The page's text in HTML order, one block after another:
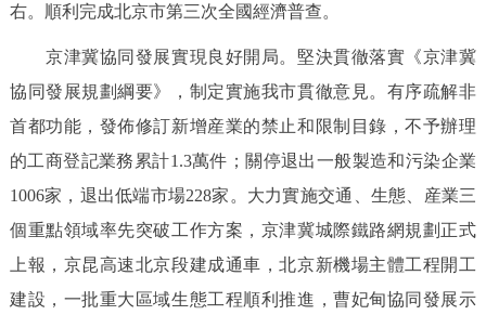
右。順利完成北京市第三次全國經濟普查。
京津冀協同發展實現良好開局。堅決貫徹落實《京津冀
協同發展規劃綱要》，制定實施我市貫徹意見。有序疏解非
首都功能，發佈修訂新增産業的禁止和限制目錄，不予辦理
的工商登記業務累計1.3萬件；關停退出一般製造和污染企業
1006家，退出低端市場228家。大力實施交通、生態、産業三
個重點領域率先突破工作方案，京津冀城際鐵路網規劃正式
上報，京昆高速北京段建成通車，北京新機場主體工程開工
建設，一批重大區域生態工程順利推進，曹妃甸協同發展示